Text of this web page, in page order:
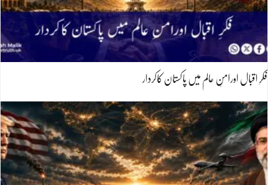
فکرِ اقبال اورامنِ عالم میں پاکستان کاکردار